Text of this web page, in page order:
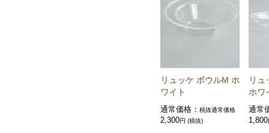
リュッケ ボウルM ホ
ワイト
通常価格： 税抜通常価格
2,300円 (税抜)
リュ
ホワ
通常
1,800